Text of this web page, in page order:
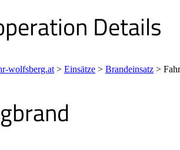
Details
wolfsberg.at > Einsätze > Brandeinsatz >